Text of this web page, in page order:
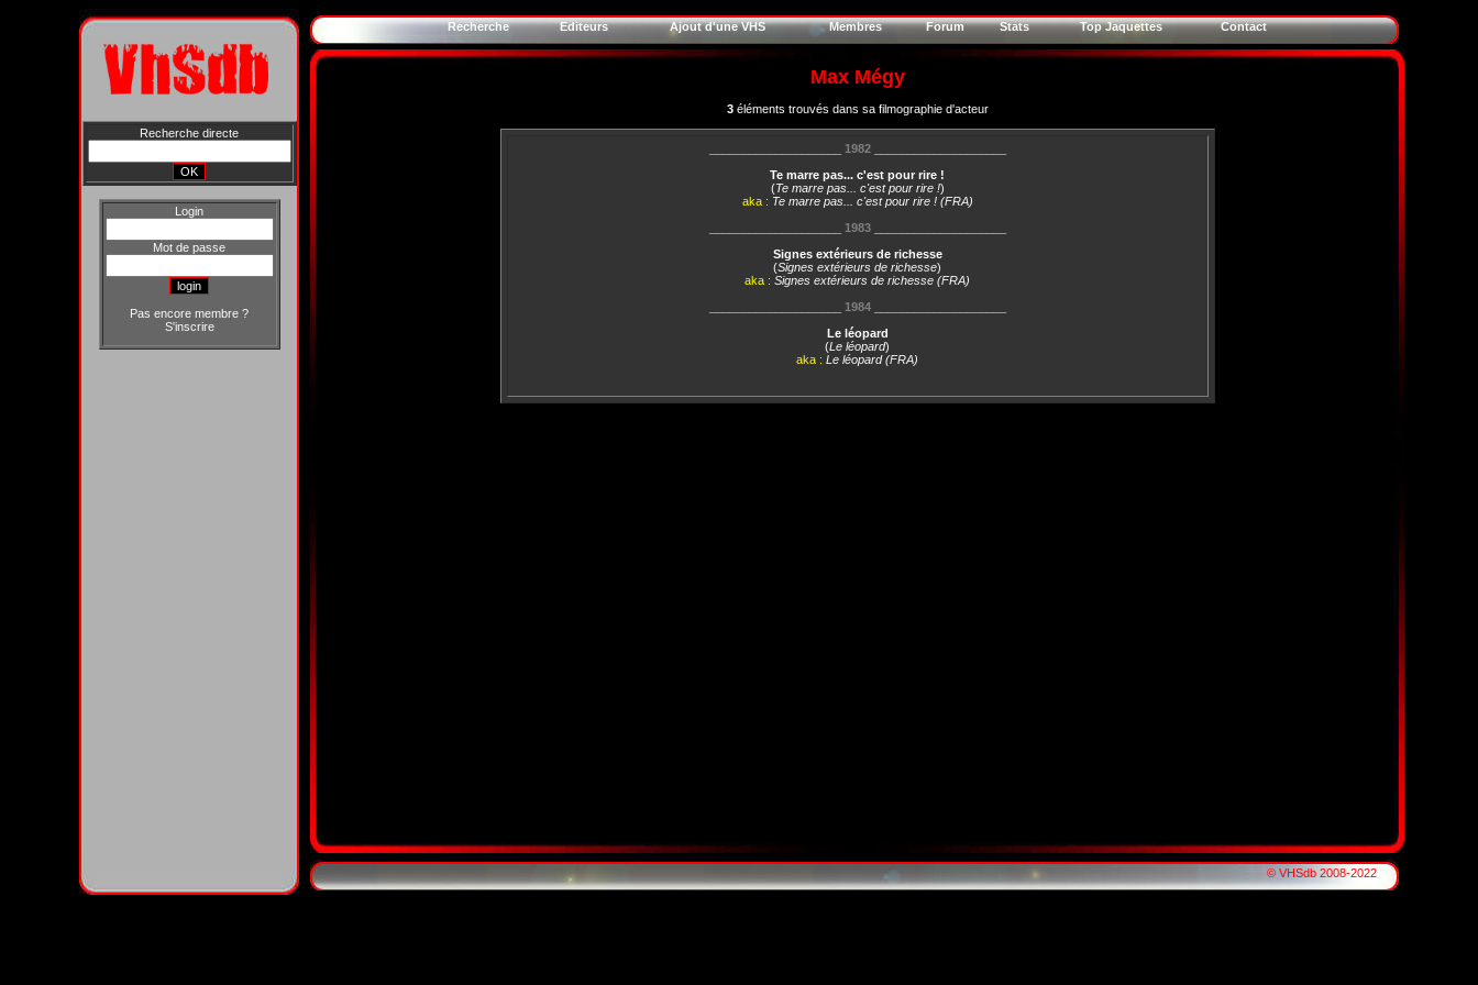
Recherche directe
Login
Mot de passe
Pas encore membre ?
S'inscrire
Recherche Editeurs Ajout d'une VHS Membres Forum Stats Top Jaquettes Contact
Max Mégy
3éléments trouvés dans sa filmographie d'acteur
1982____________________
Te marre pas... c'est pour rire !
(Te marre pas... c'est pour rire !)
aka : Te marre pas... c'est pour rire ! (FRA)
1983____________________
Signes extérieurs de richesse
(Signes extérieurs de richesse)
aka : Signes extérieurs de richesse (FRA)
1984____________________
Le léopard
(Le léopard)
aka : Le léopard (FRA)
© VHSdb 2008-2022